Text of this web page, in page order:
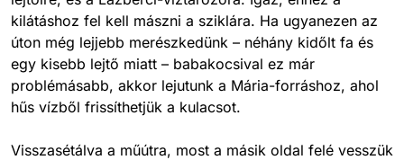
kilátáshoz fel kell mászni a sziklára. Ha ugyanezen az
úton még lejjebb merészkedünk – néhány kidőlt fa és
egy kisebb lejtő miatt – babakocsival ez már
problémásabb, akkor lejutunk a Mária-forráshoz, ahol
hűs vízből frissíthetjük a kulacsot.
Visszasétálva a műútra, most a másik oldal felé vesszük